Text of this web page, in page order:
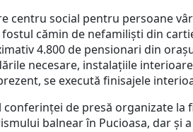
social pentru persoane
fostul cămin de nefamiliști din
4.800 de pensionari din
necesare, instalațiile
se execută finisajele
de presă organizate la
balnear în Pucioasa, dar și